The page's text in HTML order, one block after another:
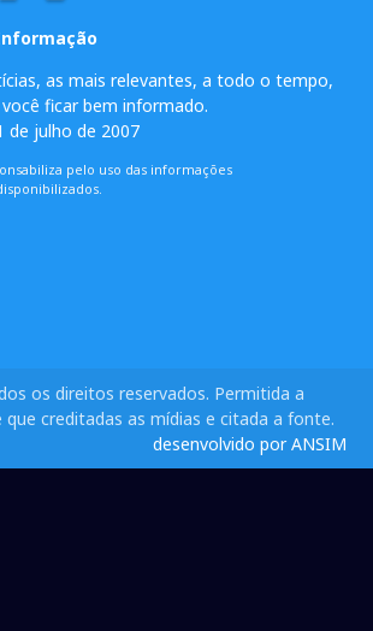
as mais relevantes, a todo o tempo,
ficar bem informado.
de julho de 2007
pelo uso das informações
os direitos reservados. Permitida a
que creditadas as mídias e citada a fonte.
desenvolvido por ANSIM